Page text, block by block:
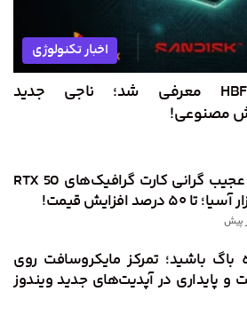
اخبار تکنولوژی
استاندارد حافظه HBF معرفی شد؛ ناجی جدید
مصنوعی!
موج عجیب گرانی کارت گرافیک‌های RTX 50
تا ۵۰ درصد افزایش قیمت!
باگ باشید؛ تمرکز مایکروسافت روی
و پایداری در آپدیت‌های جدید ویندوز